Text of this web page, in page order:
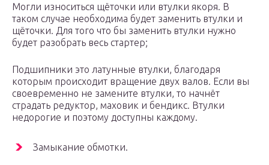
Могли износиться щёточки или втулки якоря. В
таком случае необходима будет заменить втулки и
щёточки. Для того что бы заменить втулки нужно
будет разобрать весь стартер;
Подшипники это латунные втулки, благодаря
которым происходит вращение двух валов. Если вы
своевременно не замените втулки, то начнёт
страдать редуктор, маховик и бендикс. Втулки
недорогие и поэтому доступны каждому.
Замыкание обмотки.